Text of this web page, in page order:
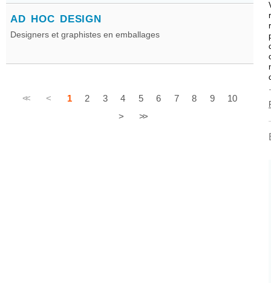
AD HOC DESIGN
Designers et graphistes en emballages
<< < 1 2 3 4 5 6 7 8 9
10
>
>>